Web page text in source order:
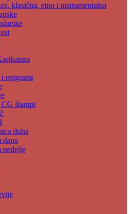
klasična, etno i instrumentalna
epigrami
štampi
duha
dana
neđelje